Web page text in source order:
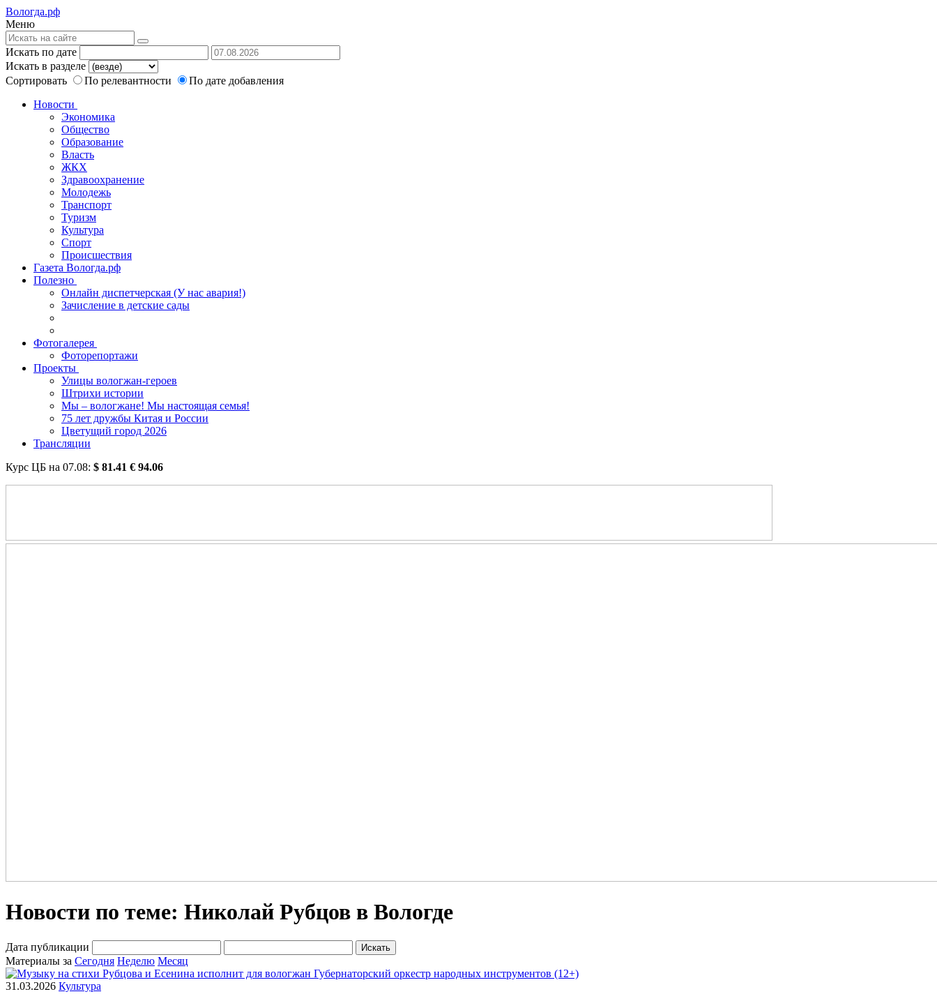
Вологда.рф
Меню
Искать по дате
Искать в разделе
Сортировать
По релевантности
По дате добавления
Новости
Экономика
Общество
Образование
Власть
ЖКХ
Здравоохранение
Молодежь
Транспорт
Туризм
Культура
Спорт
Происшествия
Газета Вологда.рф
Полезно
Онлайн диспетчерская (У нас авария!)
Зачисление в детские сады
Фотогалерея
Фоторепортажи
Проекты
Улицы вологжан-героев
Штрихи истории
Мы – вологжане! Мы настоящая семья!
75 лет дружбы Китая и России
Цветущий город 2026
Трансляции
Курс ЦБ на 07.08: $ 81.41 € 94.06
Новости по теме: Николай Рубцов в Вологде
Дата публикации Искать
Материалы за Сегодня Неделю Месяц
31.03.2026 Культура